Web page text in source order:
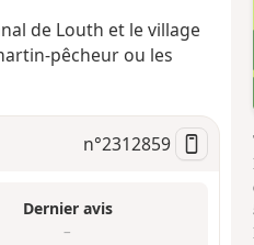
de Louth et le village
pêcheur ou les
n°2312859
Dernier avis
–